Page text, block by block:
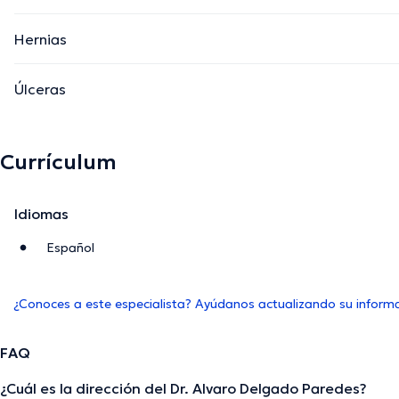
Hernias
Úlceras
Currículum
Idiomas
Español
¿Conoces a este especialista? Ayúdanos actualizando su
FAQ
¿Cuál es la dirección del Dr. Alvaro Delgado Paredes?